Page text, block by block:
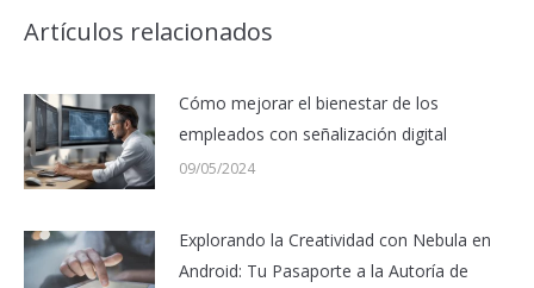
Artículos relacionados
Cómo mejorar el bienestar de los
empleados con señalización digital
09/05/2024
Explorando la Creatividad con Nebula en
Android: Tu Pasaporte a la Autoría de